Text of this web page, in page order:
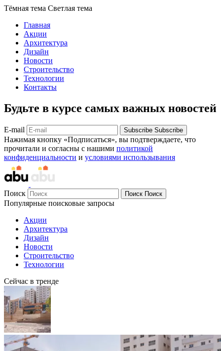
Тёмная тема Светлая тема
Главная
Акции
Архитектура
Дизайн
Новости
Строительство
Технологии
Контакты
Будьте в курсе самых важных новостей
E-mail Subscribe Subscribe
Нажимая кнопку «Подписаться», вы подтверждаете, что
прочитали и согласны с нашими политикой
конфиденциальности и условиями использывания
Поиск Поиск Поиск
Популярные поисковые запросы
Акции
Архитектура
Дизайн
Новости
Строительство
Технологии
Сейчас в тренде